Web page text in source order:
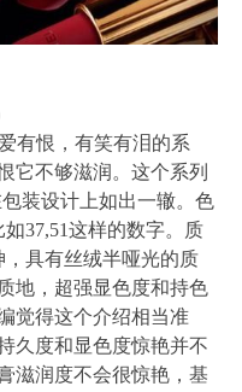
有恨，有笑有泪的系
它不够滋润。这个系列
装设计上如出一辙。色
37,51这样的数字。质
，具有丝绒半哑光的质
地，超强显色度和持色
觉得这个介绍相当准
久度和显色度惊艳并不
滋润度不会很惊艳，基